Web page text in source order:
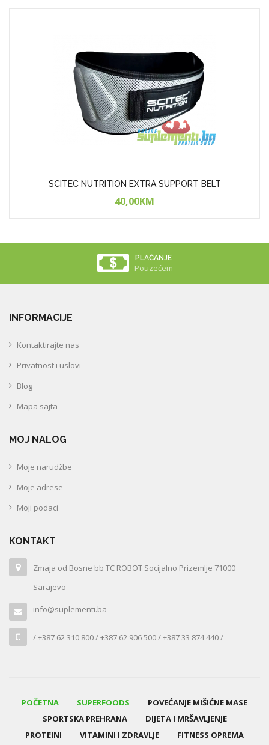
SCITEC NUTRITION EXTRA SUPPORT BELT
40,00KM
PLAĆANJE
Pouzećem
INFORMACIJE
Kontaktirajte nas
Privatnost i uslovi
Blog
Mapa sajta
MOJ NALOG
Moje narudžbe
Moje adrese
Moji podaci
KONTAKT
Zmaja od Bosne bb TC ROBOT Socijalno Prizemlje 71000
Sarajevo
info@suplementi.ba
/ +387 62 310 800 / +387 62 906 500 / +387 33 874 440 /
POČETNA SUPERFOODS
POVEĆANJE MIŠIĆNE MASE
SPORTSKA PREHRANA
DIJETA I MRŠAVLJENJE
PROTEINI
VITAMINI I ZDRAVLJE FITNESS OPREMA